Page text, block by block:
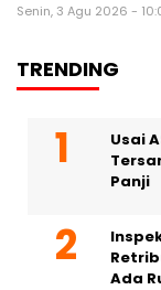
Senin, 3 Agu 2026 -
TRENDING
Usai
Panji
Ada